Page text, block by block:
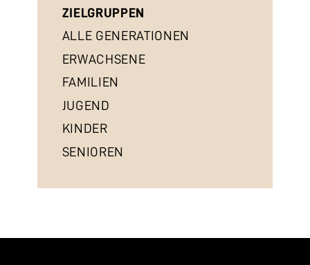
ZIELGRUPPEN
ALLE GENERATIONEN
ERWACHSENE
FAMILIEN
JUGEND
KINDER
SENIOREN